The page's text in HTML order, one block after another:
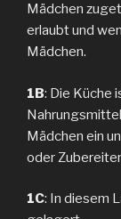
Mädchen
erlaubt und
Mädchen.
1B: Die Küche
Mädchen ein
oder
1C: In diesem